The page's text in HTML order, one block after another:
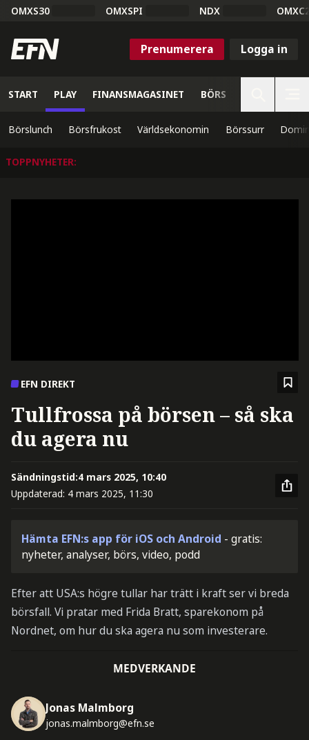
OMXS30 OMXSPI NDX
Prenumerera Logga in
START PLAY FINANSMAGASINET BÖRS
Börslunch Börsfrukost Världsekonomin Börssurr
TOPPNYHETER:
EFN DIREKT
Tullfrossa på börsen – så ska
du agera nu
Sändningstid:4 mars 2025, 10:40
Uppdaterad: 4 mars 2025, 11:30
Hämta EFN:s app för iOS och Android - gratis:
nyheter, analyser, börs, video, podd
Efter att USA:s högre tullar har trätt i kraft ser vi breda
börsfall. Vi pratar med Frida Bratt, sparekonom på
Nordnet, om hur du ska agera nu som investerare.
MEDVERKANDE
Jonas Malmborg
jonas.malmborg@efn.se